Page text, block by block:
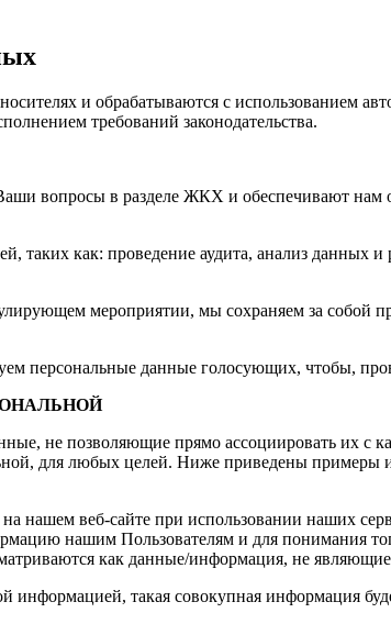
и обрабатываются с использованием
требований законодательства.
вопросы в разделе ЖКХ и обеспечивают
как: проведение аудита, анализ данных и
мероприятии, мы сохраняем за собой
персональные данные голосующих, чтобы,
не позволяющие прямо ассоциировать их
для любых целей. Ниже приведены
нашем веб-сайте при использовании наших
нашим Пользователям и для понимания
как данные/информация, не
такая совокупная информация